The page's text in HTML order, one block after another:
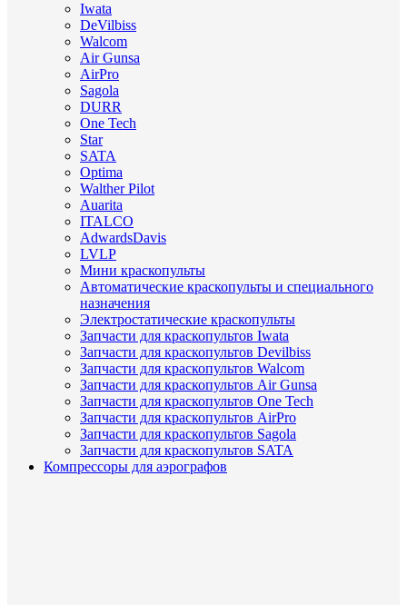
Iwata
DeVilbiss
Walcom
Air Gunsa
AirPro
Sagola
DURR
One Tech
Star
SATA
Optima
Walther Pilot
Auarita
ITALCO
AdwardsDavis
LVLP
Мини краскопульты
Автоматические краскопульты и специального
назначения
Электростатические краскопульты
Запчасти для краскопультов Iwata
Запчасти для краскопультов Devilbiss
Запчасти для краскопультов Walcom
Запчасти для краскопультов Air Gunsa
Запчасти для краскопультов One Tech
Запчасти для краскопультов AirPro
Запчасти для краскопультов Sagola
Запчасти для краскопультов SATA
Компрессоры для аэрографов